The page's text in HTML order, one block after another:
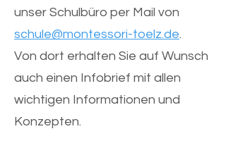
unser Schulbüro per Mail von
schule@montessori-toelz.de.
Von dort erhalten Sie auf Wunsch
auch einen Infobrief mit allen
wichtigen Informationen und
Konzepten.